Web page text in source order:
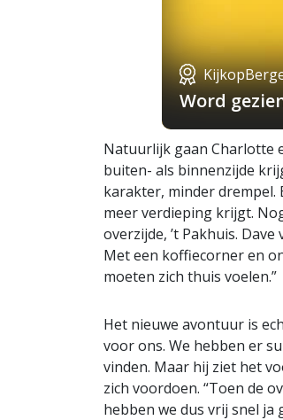
Word
Natuurlijk gaan Charlotte
buiten- als binnenzijde
karakter, minder drempel.
meer verdieping krijgt.
overzijde, ’t Pakhuis.
Met een koffiecorner en
moeten zich thuis voelen.”
Het nieuwe avontuur is
voor ons. We hebben er
vinden. Maar hij ziet het
zich voordoen. “Toen de
hebben we dus vrij snel ja